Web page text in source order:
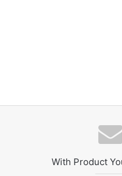
With Product